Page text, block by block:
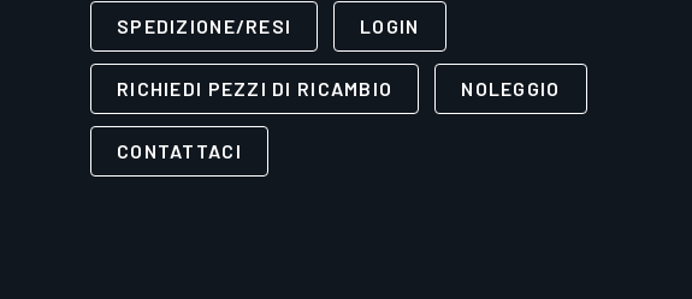
SPEDIZIONE/RESI LOGIN
RICHIEDI PEZZI DI RICAMBIO NOLEGGIO
CONTATTACI